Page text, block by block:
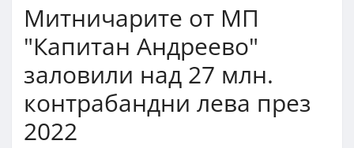
Митничарите от МП
"Капитан Андреево"
заловили над 27 млн.
контрабандни лева през
2022